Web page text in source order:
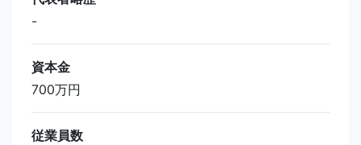
-
資本金
700万円
従業員数